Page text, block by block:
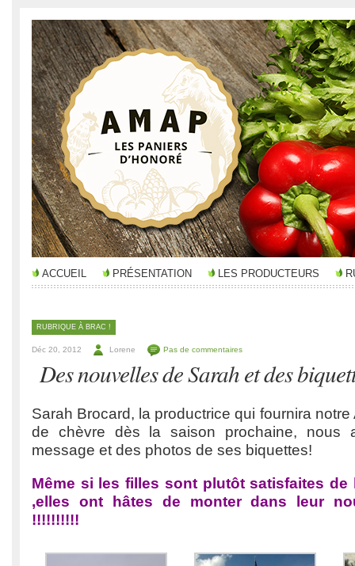
ACCUEIL PRÉSENTATION LES PRODUCTEURS
RUBRIQUE À BRAC !
Déc 20, 2012 Lorene Pas de commentaires
Des nouvelles de Sarah et des
Sarah Brocard, la productrice qui fournira
de chèvre dès la saison prochaine, nous
message et des photos de ses biquettes!
Même si les filles sont plutôt satisfaites de
,elles ont hâtes de monter dans leur
!!!!!!!!!!